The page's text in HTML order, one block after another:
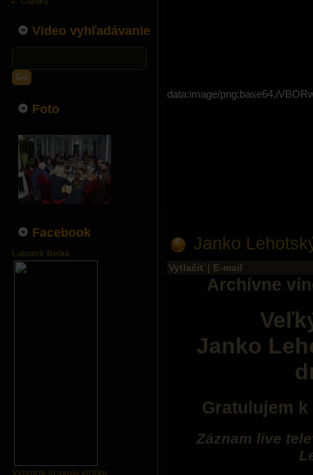
Video vyhľadávanie
Go
Foto
Facebook
Lubomir Belak
Vytvorte si svoju vizitku
data:image/
Janko
Vytlačiť | E-mail
Archívne
Janko
Gratulujem
Záznam live